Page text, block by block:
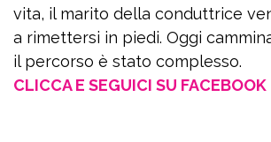
vita, il marito della conduttrice
a rimettersi in piedi. Oggi
il percorso è stato complesso.
CLICCA E SEGUICI SU FACEBOOK